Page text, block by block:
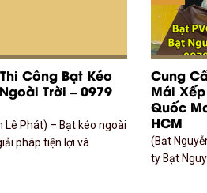
Công Bạt Kéo
Trời – 0979
Lê Phát) – Bạt kéo ngoài
pháp tiện lợi và
Cung
Mái
Quốc
HCM
(Bạt
ty Bạt